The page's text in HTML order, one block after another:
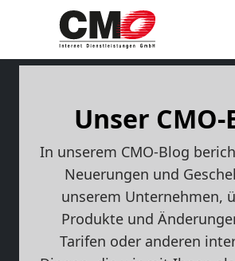
Unser CMO-
In unserem CMO-Blog
Neuerungen und
unserem Unternehmen,
Produkte und
Tarifen oder anderen